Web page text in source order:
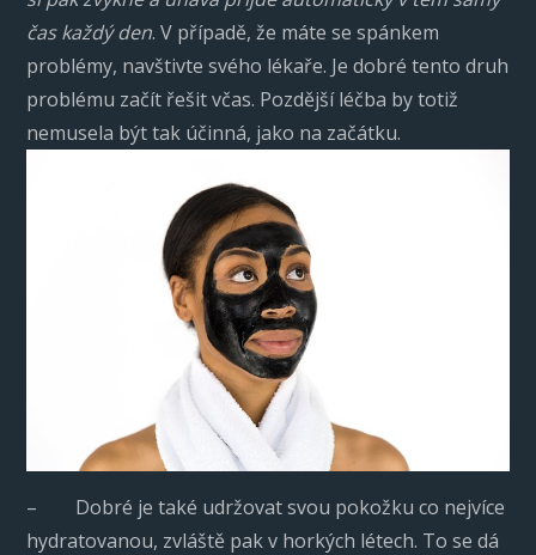
čas každý den. V případě, že máte se spánkem
problémy, navštivte svého lékaře. Je dobré tento druh
problému začít řešit včas. Pozdější léčba by totiž
nemusela být tak účinná, jako na začátku.
– Dobré je také udržovat svou pokožku co nejvíce
hydratovanou, zvláště pak v horkých létech. To se dá